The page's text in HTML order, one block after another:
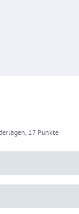
17 Punkte